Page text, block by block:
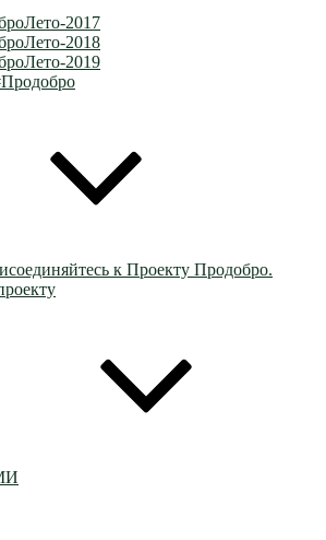
2017
2018
2019
к Проекту Продобро.